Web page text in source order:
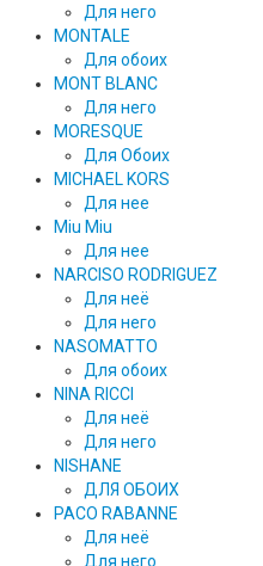
Для него
MONTALE
Для обоих
MONT BLANC
Для него
MORESQUE
Для Обоих
MICHAEL KORS
Для нее
Miu Miu
Для нее
NARCISO RODRIGUEZ
Для неё
Для него
NASOMATTO
Для обоих
NINA RICCI
Для неё
Для него
NISHANE
ДЛЯ ОБОИХ
PACO RABANNE
Для неё
Для него